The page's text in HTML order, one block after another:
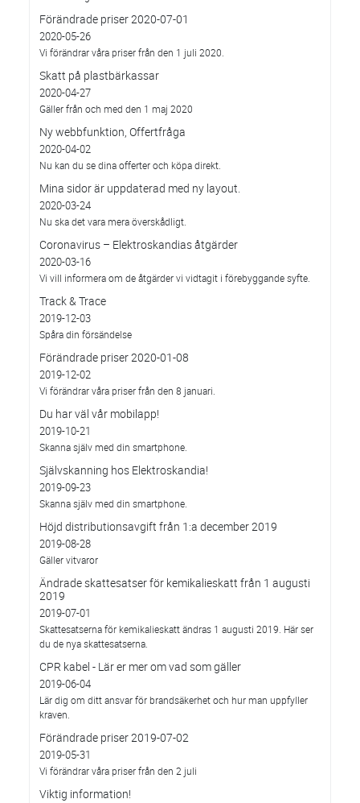
Förändrade priser 2020-07-01
2020-05-26
Vi förändrar våra priser från den 1 juli 2020.
Skatt på plastbärkassar
2020-04-27
Gäller från och med den 1 maj 2020
Ny webbfunktion, Offertfråga
2020-04-02
Nu kan du se dina offerter och köpa direkt.
Mina sidor är uppdaterad med ny layout.
2020-03-24
Nu ska det vara mera överskådligt.
Coronavirus – Elektroskandias åtgärder
2020-03-16
Vi vill informera om de åtgärder vi vidtagit i förebyggande syfte.
Track & Trace
2019-12-03
Spåra din försändelse
Förändrade priser 2020-01-08
2019-12-02
Vi förändrar våra priser från den 8 januari.
Du har väl vår mobilapp!
2019-10-21
Skanna själv med din smartphone.
Självskanning hos Elektroskandia!
2019-09-23
Skanna själv med din smartphone.
Höjd distributionsavgift från 1:a december 2019
2019-08-28
Gäller vitvaror
Ändrade skattesatser för kemikalieskatt från 1 augusti
2019
2019-07-01
Skattesatserna för kemikalieskatt ändras 1 augusti 2019. Här ser
du de nya skattesatserna.
CPR kabel - Lär er mer om vad som gäller
2019-06-04
Lär dig om ditt ansvar för brandsäkerhet och hur man uppfyller
kraven.
Förändrade priser 2019-07-02
2019-05-31
Vi förändrar våra priser från den 2 juli
Viktig information!